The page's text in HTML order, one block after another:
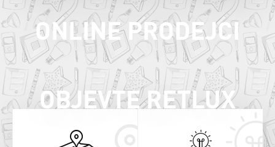
ONLINE PRODEJCI
OBJEVTE RETLUX